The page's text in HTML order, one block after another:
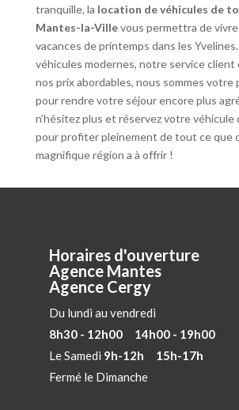
tranquille, la location de véhicules de
Mantes-la-Villevous permettra de
vacances de printemps dans les
véhicules modernes, notre service client
nos prix abordables, nous sommes votre
pour rendre votre séjour encore plus
n’hésitez plus et réservez votre véhicule
pour profiter pleinement de tout ce que
magnifique région a à offrir !
Horaires d'ouverture
Agence Mantes
Agence Cergy
Du lundi au vendredi
8h30 - 12h00 14h00 - 19h00
Le Samedi 9h-12h 15h-17h
Fermé le Dimanche